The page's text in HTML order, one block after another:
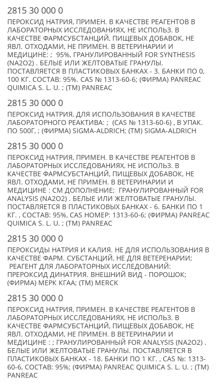
2815 30 000 0
ПЕРОКСИД НАТРИЯ, ПРИМЕН. В КАЧЕСТВЕ РЕАГЕНТОВ В
ЛАБОРАТОРНЫХ ИССЛЕДОВАНИЯХ, НЕ ИСПОЛЬЗ. В
КАЧЕСТВЕ ФАРМСУБСТАНЦИЙ, ПИЩЕВЫХ ДОБАВОК, НЕ
ЯВЛ. ОТХОДАМИ, НЕ ПРИМЕН. В ВЕТЕРИНАРИИ И
МЕДИЦИНЕ: ; 95%, ГРАНУЛИРОВАННЫЙ FOR SYNTHESIS
(NA2O2) . БЕЛЫЕ ИЛИ ЖЕЛТОВАТЫЕ ГРАНУЛЫ.
ПОСТАВЛЯЕТСЯ В ПЛАСТИКОВЫХ БАНКАХ - 3. БАНКИ ПО 0,
100 КГ. СОСТАВ: 95%. CAS № 1313-60-6; (ФИРМА) PANREAC
QUIMICA S. L. U. ; (TM) PANREAC
2815 30 000 0
ПЕРОКСИД НАТРИЯ, ДЛЯ ИСПОЛЬЗОВАНИЯ В КАЧЕСТВЕ
ЛАБОРАТОРНОГО РЕАКТИВА: ; (CAS № 1313-60-6) , В УПАК.
ПО 500Г, ; (ФИРМА) SIGMA-ALDRICH; (TM) SIGMA-ALDRICH
2815 30 000 0
ПЕРОКСИД НАТРИЯ, ПРИМЕН. В КАЧЕСТВЕ РЕАГЕНТОВ В
ЛАБОРАТОРНЫХ ИССЛЕДОВАНИЯХ, НЕ ИСПОЛЬЗ. В
КАЧЕСТВЕ ФАРМСУБСТАНЦИЙ, ПИЩЕВЫХ ДОБАВОК, НЕ
ЯВЛ. ОТХОДАМИ, НЕ ПРИМЕН. В ВЕТЕРИНАРИИ И
МЕДИЦИНЕ : СМ ДОПОЛНЕНИЕ; ГРАНУЛИРОВАННЫЙ FOR
ANALYSIS (NA2O2) . БЕЛЫЕ ИЛИ ЖЕЛТОВАТЫЕ ГРАНУЛЫ.
ПОСТАВЛЯЕТСЯ В ПЛАСТИКОВЫХ БАНКАХ - 6. БАНКИ ПО 1
КГ. , СОСТАВ: 95%, CAS НОМЕР: 1313-60-6; (ФИРМА) PANREAC
QUIMICA S. L. U. ; (TM) PANREAC
2815 30 000 0
ПЕРОКСИДЫ НАТРИЯ И КАЛИЯ. НЕ ДЛЯ ИСПОЛЬЗОВАНИЯ В
КАЧЕСТВЕ ФАРМ. СУБСТАНЦИЙ, НЕ ДЛЯ ВЕТЕРЕНАРИИ;
РЕАГЕНТ ДЛЯ ЛАБОРАТОРНЫХ ИССЛЕДОВАНИЙ:
ПРЕРОКСИД ДИНАТРИЯ. ВНЕШНИЙ ВИД - ПОРОШОК;
(ФИРМА) МЕРК КГАА; (TM) MERCK
2815 30 000 0
ПЕРОКСИД НАТРИЯ, ПРИМЕН. В КАЧЕСТВЕ РЕАГЕНТОВ В
ЛАБОРАТОРНЫХ ИССЛЕДОВАНИЯХ, НЕ ИСПОЛЬЗ. В
КАЧЕСТВЕ ФАРМСУБСТАНЦИЙ, ПИЩЕВЫХ ДОБАВОК, НЕ
ЯВЛ. ОТХОДАМИ, НЕ ПРИМЕН. В ВЕТЕРИНАРИИ И
МЕДИЦИНЕ : ; ГРАНУЛИРОВАННЫЙ FOR ANALYSIS (NA2O2) .
БЕЛЫЕ ИЛИ ЖЕЛТОВАТЫЕ ГРАНУЛЫ. ПОСТАВЛЯЕТСЯ В
ПЛАСТИКОВЫХ БАНКАХ - 18. БАНКИ ПО 1 КГ. , CAS №: 1313-
60-6, СОСТАВ: 95%; (ФИРМА) PANREAC QUIMICA S. L. U. ; (TM)
PANREAC